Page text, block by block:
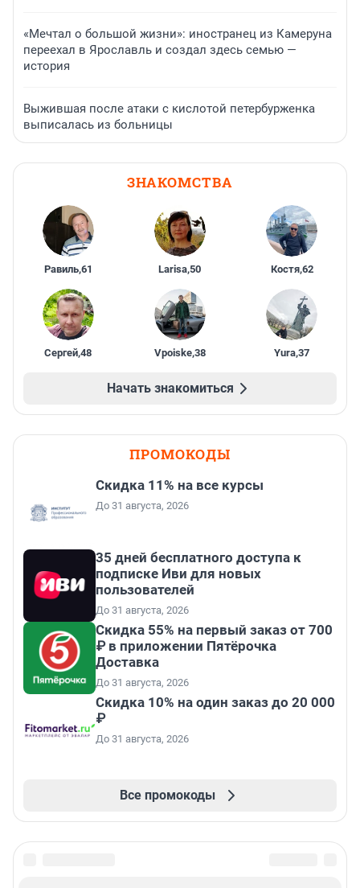
«Мечтал о большой жизни»: иностранец из Камеруна
переехал в Ярославль и создал здесь семью —
история
Выжившая после атаки с кислотой петербурженка
выписалась из больницы
ЗНАКОМСТВА
Равиль,61 Larisa,50 Костя,62
Сергей,48 Vpoiske,38 Yura,37
Начать знакомиться
ПРОМОКОДЫ
Скидка 11% на все курсы
До 31 августа, 2026
35 дней бесплатного доступа к
подписке Иви для новых
пользователей
До 31 августа, 2026
Скидка 55% на первый заказ от 700
₽ в приложении Пятёрочка
Доставка
До 31 августа, 2026
Скидка 10% на один заказ до 20 000
₽
До 31 августа, 2026
Все промокоды